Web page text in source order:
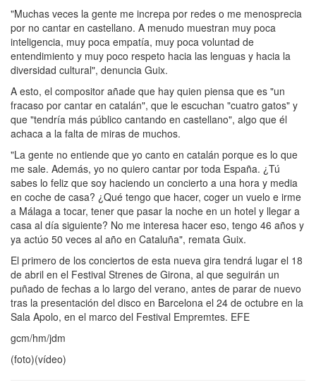
"Muchas veces la gente me increpa por redes o me menosprecia
por no cantar en castellano. A menudo muestran muy poca
inteligencia, muy poca empatía, muy poca voluntad de
entendimiento y muy poco respeto hacia las lenguas y hacia la
diversidad cultural", denuncia Guix.
A esto, el compositor añade que hay quien piensa que es "un
fracaso por cantar en catalán", que le escuchan "cuatro gatos" y
que "tendría más público cantando en castellano", algo que él
achaca a la falta de miras de muchos.
"La gente no entiende que yo canto en catalán porque es lo que
me sale. Además, yo no quiero cantar por toda España. ¿Tú
sabes lo feliz que soy haciendo un concierto a una hora y media
en coche de casa? ¿Qué tengo que hacer, coger un vuelo e irme
a Málaga a tocar, tener que pasar la noche en un hotel y llegar a
casa al día siguiente? No me interesa hacer eso, tengo 46 años y
ya actúo 50 veces al año en Cataluña", remata Guix.
El primero de los conciertos de esta nueva gira tendrá lugar el 18
de abril en el Festival Strenes de Girona, al que seguirán un
puñado de fechas a lo largo del verano, antes de parar de nuevo
tras la presentación del disco en Barcelona el 24 de octubre en la
Sala Apolo, en el marco del Festival Empremtes. EFE
gcm/hm/jdm
(foto)(vídeo)